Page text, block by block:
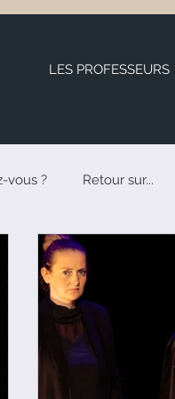
LES PROFESSEURS
vous ? Retour sur...
d'un cours de théâtre